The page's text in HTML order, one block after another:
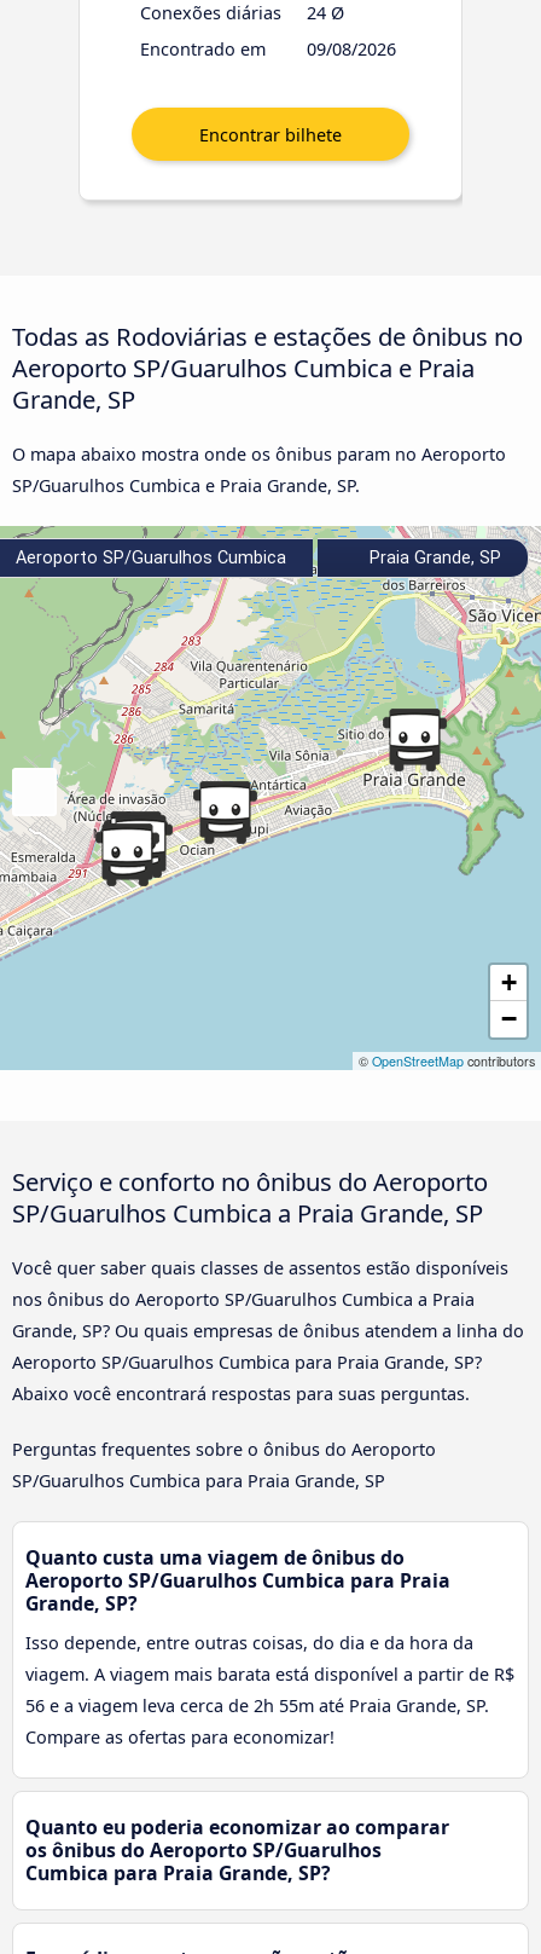
Conexões diárias
24 Ø
Encontrado em
09/08/2026
Todas as Rodoviárias e estações de ônibus no
Aeroporto SP/Guarulhos Cumbica e Praia
Grande, SP
O mapa abaixo mostra onde os ônibus param no Aeroporto
SP/Guarulhos Cumbica e Praia Grande, SP.
+
−
© OpenStreetMap contributors
Aeroporto SP/Guarulhos Cumbica Praia Grande, SP
Serviço e conforto no ônibus do Aeroporto
SP/Guarulhos Cumbica a Praia Grande, SP
Você quer saber quais classes de assentos estão disponíveis
nos ônibus do Aeroporto SP/Guarulhos Cumbica a Praia
Grande, SP? Ou quais empresas de ônibus atendem a linha do
Aeroporto SP/Guarulhos Cumbica para Praia Grande, SP?
Abaixo você encontrará respostas para suas perguntas.
Perguntas frequentes sobre o ônibus do Aeroporto
SP/Guarulhos Cumbica para Praia Grande, SP
Quanto custa uma viagem de ônibus do
Aeroporto SP/Guarulhos Cumbica para Praia
Grande, SP?
Isso depende, entre outras coisas, do dia e da hora da
viagem. A viagem mais barata está disponível a partir de R$
56 e a viagem leva cerca de 2h 55m até Praia Grande, SP.
Compare as ofertas para economizar!
Quanto eu poderia economizar ao comparar
os ônibus do Aeroporto SP/Guarulhos
Cumbica para Praia Grande, SP?